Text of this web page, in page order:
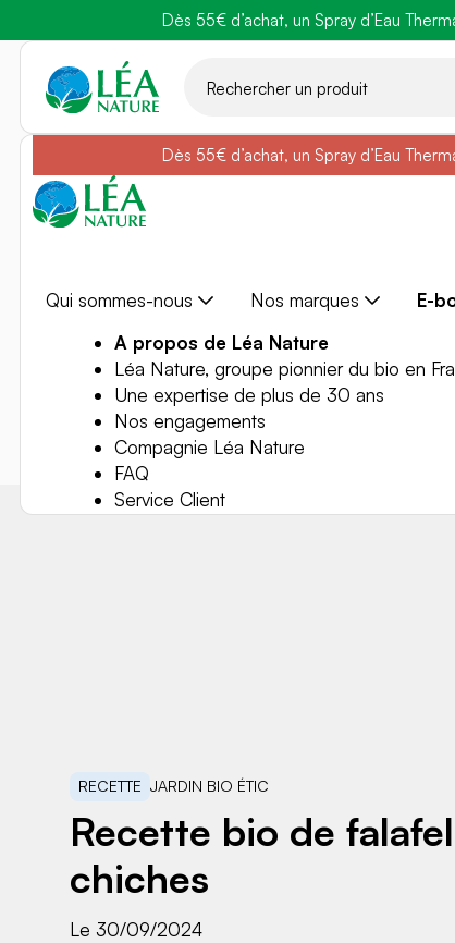
Belle
Dès 55€ d’achat, un Spray d’Eau
Aller
contenu
Belle
Dès 55€ d’achat, un Spray d’Eau
Qui sommes-nous Nos marques E-
A propos de Léa Nature
Léa Nature, groupe pionnier du bio en
Une expertise de plus de 30 ans
Nos engagements
Compagnie Léa Nature
FAQ
Service Client
RECETTE JARDIN BIO ÉTIC
Recette bio de
chiches
Le 30/09/2024